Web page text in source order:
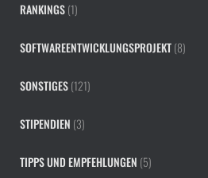
RANKINGS(1)
SOFTWAREENTWICKLUNGSPROJEKT(8)
SONSTIGES(121)
STIPENDIEN (3)
TIPPS UND EMPFEHLUNGEN (5)